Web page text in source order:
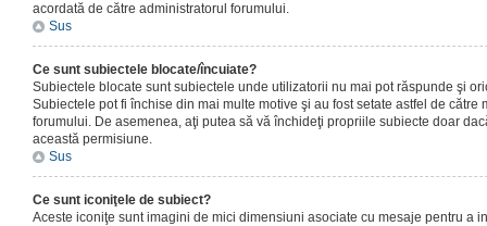
acordată de către administratorul forumului.
Sus
Ce sunt subiectele blocate/încuiate?
Subiectele blocate sunt subiectele unde utilizatorii nu mai pot răspunde şi
Subiectele pot fi închise din mai multe motive şi au fost setate astfel de către
forumului. De asemenea, aţi putea să vă închideţi propriile subiecte doar
această permisiune.
Sus
Ce sunt iconiţele de subiect?
Aceste iconiţe sunt imagini de mici dimensiuni asociate cu mesaje pentru a